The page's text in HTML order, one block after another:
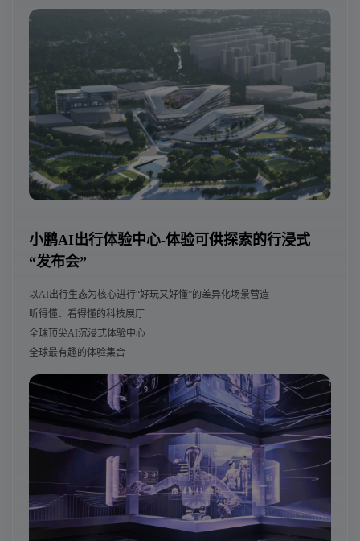
小鹏AI出行体验中心-体验可供探索的行浸式
“发布会”
以AI出行生态为核心进行“好玩又好懂”的差异化场景营造
听得懂、看得懂的科技展厅
全球顶尖AI沉浸式体验中心
全球最有趣的体验集合